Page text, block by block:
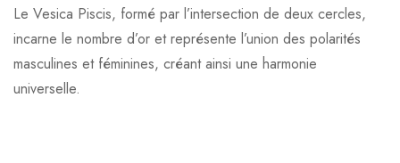
Le Vesica Piscis, formé par l’intersection de deux cercles,
incarne le nombre d’or et représente l’union des polarités
masculines et féminines, créant ainsi une harmonie
universelle.